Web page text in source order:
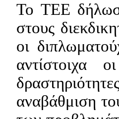
Το ΤΕΕ
στους
οι
αντίστοιχα
αναβάθμιση